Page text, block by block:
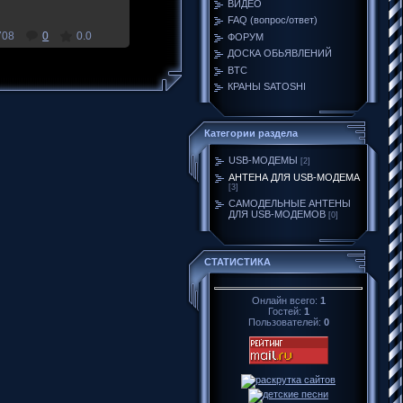
0 0.0
ВИДЕО
FAQ (вопрос/ответ)
ФОРУМ
ДОСКА ОБЬЯВЛЕНИЙ
BTC
КРАНЫ SATOSHI
Категории раздела
USB-МОДЕМЫ [2]
АНТЕНА ДЛЯ USB-МОДЕМА
[3]
САМОДЕЛЬНЫЕ АНТЕНЫ
ДЛЯ USB-МОДЕМОВ [0]
СТАТИСТИКА
Онлайн всего: 1
Гостей: 1
Пользователей: 0